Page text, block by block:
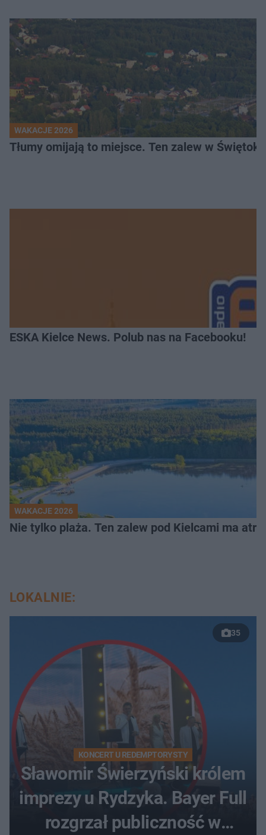
WAKACJE 2026
Tłumy omijają to miejsce. Ten zalew w
ESKA Kielce News. Polub nas na Facebooku!
WAKACJE 2026
Nie tylko plaża. Ten zalew pod Kielcami ma
LOKALNIE:
35
KONCERT U REDEMPTORYSTY
Sławomir Świerzyński królem
imprezy u Rydzyka. Bayer Full
rozgrzał publiczność w